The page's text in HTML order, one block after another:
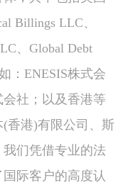
Billings LLC、
、Global Debt
：ENESIS株式会
社；以及香港等
香港)有限公司、斯
们凭借专业的法
际客户的高度认